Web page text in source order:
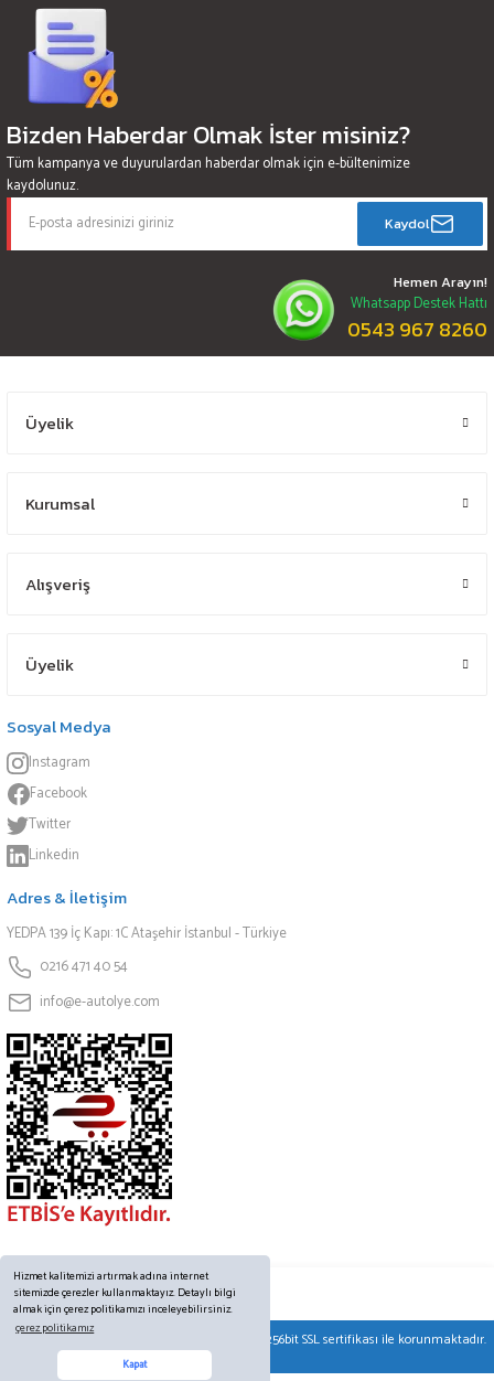
Hizmet kalitemizi artırmak adına internet
sitemizde çerezler kullanmaktayız. Detaylı bilgi
almak için çerez politikamızı inceleyebilirsiniz.
çerez politikamız
Kapat
Online Destek
Bizden Haberdar Olmak İster misiniz?
Tüm kampanya ve duyurulardan haberdar olmak için e-bültenimize
kaydolunuz.
Kaydol
Hemen Arayın!
Whatsapp Destek Hattı
0543 967 8260
Üyelik
Kurumsal
Alışveriş
Üyelik
Sosyal Medya
Instagram
Facebook
Twitter
Linkedin
Adres & İletişim
YEDPA 139 İç Kapı: 1C Ataşehir İstanbul - Türkiye
0216 471 40 54
info@e-autolye.com
© Tüm hakları saklıdır. Kredi kartı bilgileriniz 256bit SSL sertifikası ile korunmaktadır.